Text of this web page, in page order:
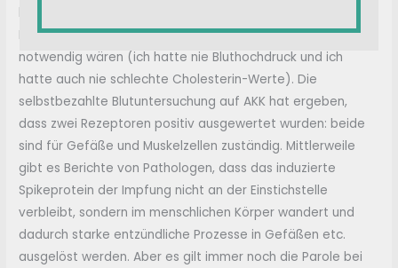
behandelt bzw. wurde nach dem Herzinfarkt sogar mit
Medikamenten vollgestopft, die für mich gar nicht
notwendig wären (ich hatte nie Bluthochdruck und ich
hatte auch nie schlechte Cholesterin-Werte). Die
selbstbezahlte Blutuntersuchung auf AKK hat ergeben,
dass zwei Rezeptoren positiv ausgewertet wurden: beide
sind für Gefäße und Muskelzellen zuständig. Mittlerweile
gibt es Berichte von Pathologen, dass das induzierte
Spikeprotein der Impfung nicht an der Einstichstelle
verbleibt, sondern im menschlichen Körper wandert und
dadurch starke entzündliche Prozesse in Gefäßen etc.
ausgelöst werden. Aber es gilt immer noch die Parole bei